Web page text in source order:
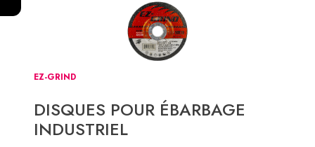
EZ-GRIND
DISQUES POUR ÉBARBAGE
INDUSTRIEL